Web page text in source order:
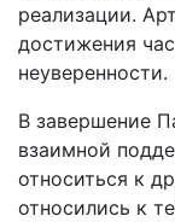
реализации.
достижения
неуверенности.
В завершение
взаимной
относиться к
относились к